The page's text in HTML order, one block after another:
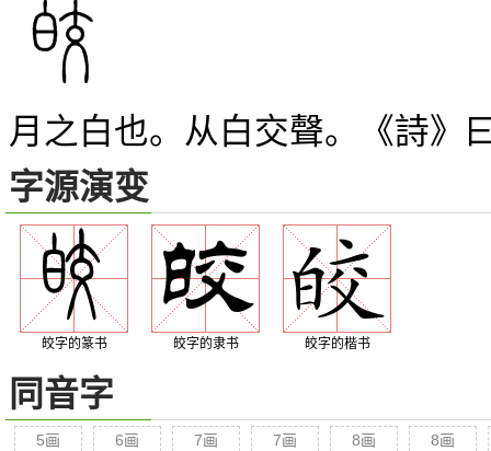
月之白也。从白交聲。《詩》
字源演变
皎字的篆书 皎字的隶书 皎字的楷书
同音字
5画 6画 7画 7画 8画 8画